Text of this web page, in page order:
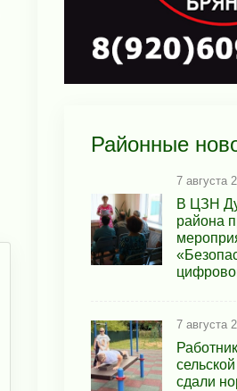
Районные
7 августа
В ЦЗН
района
7 августа
сдали